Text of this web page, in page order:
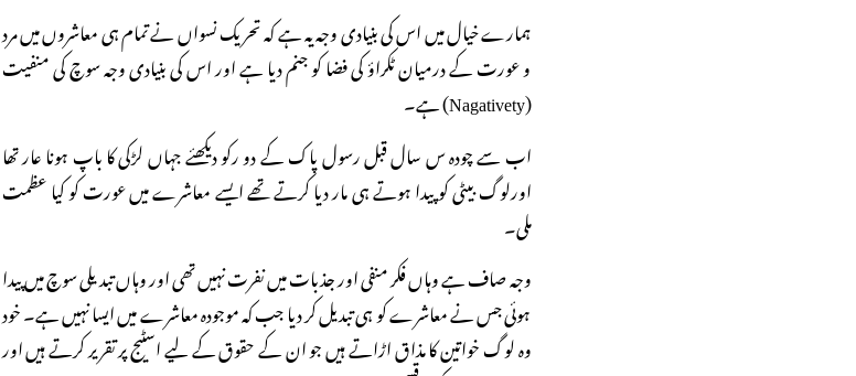
ہمارے خیال میں اس کی بنیادی وجہ یہ ہے کہ تحریک نسواں نے تمام ہی معاشروں میں مرد
و عورت کے درمیان ٹکراؤ کی فضا کو جنم دیا ہے اور اس کی بنیادی وجہ سوچ کی منفیت
(Nagativety) ہے۔
اب سے چودہ س سال قبل رسول پاک کے دو رکو دیکھئے جہاں لڑکی کا باپ ہونا عار تھا
اورلوگ بیٹی کو پیدا ہوتے ہی مار دیا کرتے تھے ایسے معاشرے میں عورت کو کیا عظمت
ملی۔
وجہ صاف ہے وہاں فکر منفی اور جذبات میں نفرت نہیں تھی اور وہاں تبدیلی سوچ میں پیدا
ہوئی جس نے معاشرے کو ہی تبدیل کر دیا جب کہ موجودہ معاشرے میں ایسا نہیں ہے۔ خود
وہ لوگ خواتین کا مذاق اڑاتے ہیں جو ان کے حقوق کے لیے اسٹیج پر تقریر کرتے ہیں اور